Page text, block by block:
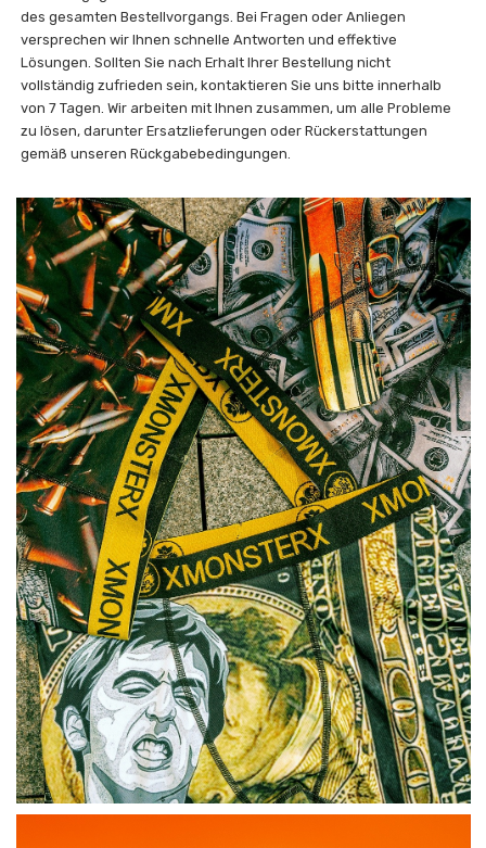
des gesamten Bestellvorgangs. Bei Fragen oder Anliegen
versprechen wir Ihnen schnelle Antworten und effektive
Lösungen. Sollten Sie nach Erhalt Ihrer Bestellung nicht
vollständig zufrieden sein, kontaktieren Sie uns bitte innerhalb
von 7 Tagen. Wir arbeiten mit Ihnen zusammen, um alle Probleme
zu lösen, darunter Ersatzlieferungen oder Rückerstattungen
gemäß unseren Rückgabebedingungen.